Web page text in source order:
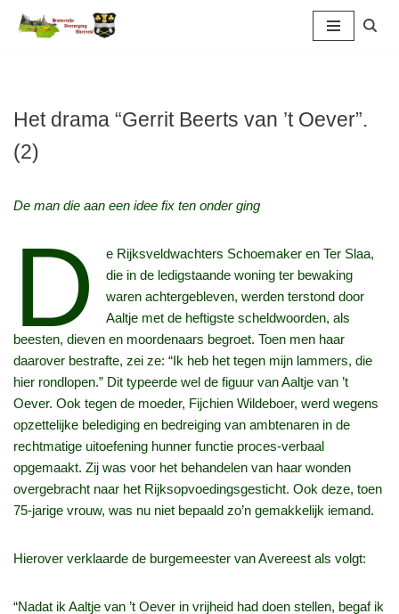
inhoud
Het drama “Gerrit Beerts van ’t Oever”.
(2)
De man die aan een idee fix ten onder ging
D
e Rijksveldwachters Schoemaker en Ter Slaa,
die in de ledigstaande woning ter bewaking
waren achtergebleven, werden terstond door
Aaltje met de heftigste scheldwoorden, als
beesten, dieven en moordenaars begroet. Toen men haar
daarover bestrafte, zei ze: “Ik heb het tegen mijn lammers, die
hier rondlopen.” Dit typeerde wel de figuur van Aaltje van ’t
Oever. Ook tegen de moeder, Fijchien Wildeboer, werd wegens
opzettelijke belediging en bedreiging van ambtenaren in de
rechtmatige uitoefening hunner functie proces-verbaal
opgemaakt. Zij was voor het behandelen van haar wonden
overgebracht naar het Rijksopvoedingsgesticht. Ook deze, toen
75-jarige vrouw, was nu niet bepaald zo’n gemakkelijk iemand.
Hierover verklaarde de burgemeester van Avereest als volgt:
“Nadat ik Aaltje van ’t Oever in vrijheid had doen stellen, begaf ik